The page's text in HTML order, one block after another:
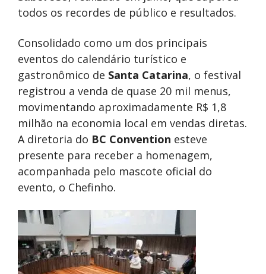
todos os recordes de público e resultados.
Consolidado como um dos principais
eventos do calendário turístico e
gastronômico de Santa Catarina, o festival
registrou a venda de quase 20 mil menus,
movimentando aproximadamente R$ 1,8
milhão na economia local em vendas diretas.
A diretoria do BC Convention esteve
presente para receber a homenagem,
acompanhada pelo mascote oficial do
evento, o Chefinho.